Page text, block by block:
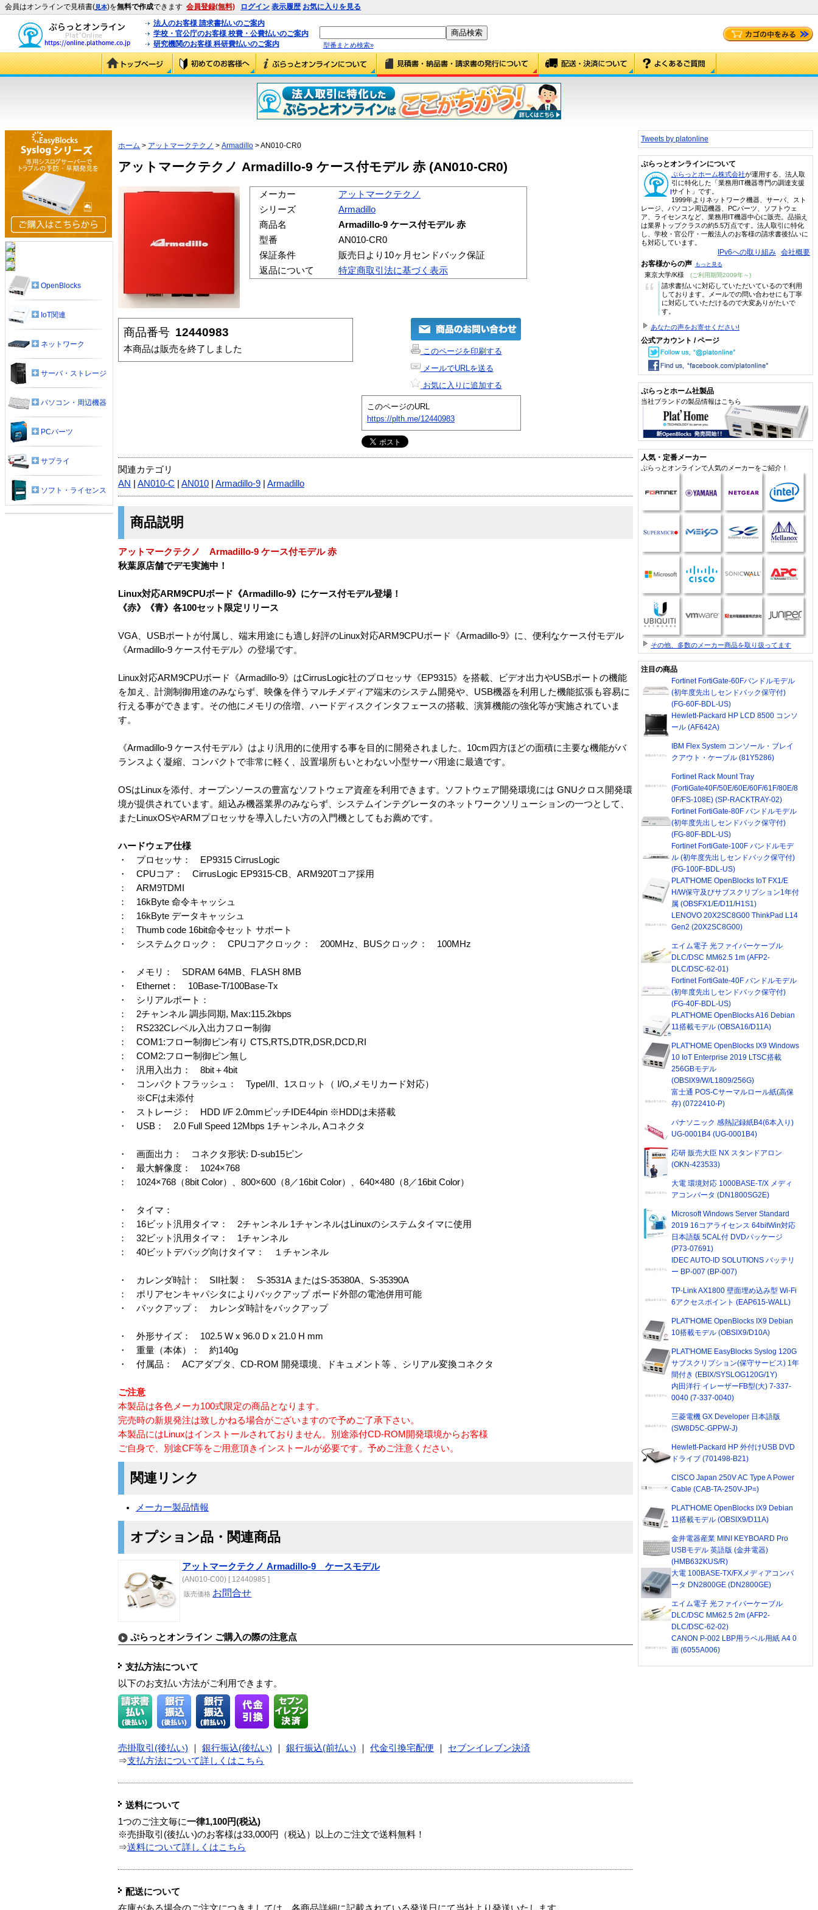
会員はオンラインで見積書(見本)を無料で作成できます 会員登録(無料) ログイン 表示履歴 お気に入りを見る
法人のお客様 請求書払いのご案内
学校・官公庁のお客様 校費・公費払いのご案内
研究機関のお客様 科研費払いのご案内
型番まとめ検索»
ホーム > アットマークテクノ > Armadillo > AN010-CR0
アットマークテクノ Armadillo-9 ケース付モデル 赤 (AN010-CR0)
メーカー
アットマークテクノ
シリーズ
Armadillo
商品名
Armadillo-9 ケース付モデル 赤
型番
AN010-CR0
保証条件
販売日より10ヶ月センドバック保証
返品について
特定商取引法に基づく表示
商品番号 12440983
本商品は販売を終了しました
このページを印刷する
メールでURLを送る
お気に入りに追加する
このページのURL
https://plth.me/12440983
関連カテゴリ
AN
AN010-C AN010 Armadillo-9 Armadillo
商品説明
アットマークテクノ Armadillo-9 ケース付モデル 赤
秋葉原店舗でデモ実施中！
Linux対応ARM9CPUボード《Armadillo-9》にケース付モデル登場！
《赤》《青》各100セット限定リリース
VGA、USBポートが付属し、端末用途にも適し好評のLinux対応ARM9CPUボード《Armadillo-9》に、便利なケース付モデル
《Armadillo-9 ケース付モデル》の登場です。
Linux対応ARM9CPUボード《Armadillo-9》はCirrusLogic社のプロセッサ《EP9315》を搭載、ビデオ出力やUSBポートの機能
を加え、計測制御用途のみならず、映像を伴うマルチメディア端末のシステム開発や、USB機器を利用した機能拡張も容易に
行える事ができます。その他にメモリの倍増、ハードディスクインタフェースの搭載、演算機能の強化等が実施されていま
す。
《Armadillo-9 ケース付モデル》はより汎用的に使用する事を目的に開発されました。10cm四方ほどの面積に主要な機能がバ
ランスよく凝縮、コンパクトで非常に軽く、設置場所もいとわない小型サーバ用途に最適です。
OSはLinuxを添付、オープンソースの豊富なソフトウェア資産を利用できます。ソフトウェア開発環境には GNUクロス開発環
境が提供されています。組込み機器業界のみならず、システムインテグレータのネットワークソリューションの一つとして、
またLinuxOSやARMプロセッサを導入したい方の入門機としてもお薦めです。
ハードウェア仕様
・ プロセッサ： EP9315 CirrusLogic
・ CPUコア： CirrusLogic EP9315-CB、ARM920Tコア採用
： ARM9TDMI
： 16kByte 命令キャッシュ
： 16kByte データキャッシュ
： Thumb code 16bit命令セット サポート
・ システムクロック： CPUコアクロック： 200MHz、BUSクロック： 100MHz
・ メモリ： SDRAM 64MB、FLASH 8MB
・ Ethernet： 10Base-T/100Base-Tx
・ シリアルポート：
： 2チャンネル 調歩同期, Max:115.2kbps
： RS232Cレベル入出力フロー制御
： COM1:フロー制御ピン有り CTS,RTS,DTR,DSR,DCD,RI
： COM2:フロー制御ピン無し
・ 汎用入出力： 8bit＋4bit
・ コンパクトフラッシュ： TypeI/II、1スロット（ I/O,メモリカード対応）
※CFは未添付
・ ストレージ： HDD I/F 2.0mmピッチIDE44pin ※HDDは未搭載
・ USB： 2.0 Full Speed 12Mbps 1チャンネル, Aコネクタ
・ 画面出力： コネクタ形状: D-sub15ピン
・ 最大解像度： 1024×768
： 1024×768（8bit Color）、800×600（8／16bit Color）、640×480（8／16bit Color）
・ タイマ：
： 16ビット汎用タイマ： 2チャンネル 1チャンネルはLinuxのシステムタイマに使用
： 32ビット汎用タイマ： 1チャンネル
： 40ビットデバッグ向けタイマ： １チャンネル
・ カレンダ時計： SII社製： S-3531A またはS-35380A、S-35390A
： ポリアセンキャパシタによりバックアップ ボード外部の電池併用可能
・ バックアップ： カレンダ時計をバックアップ
・ 外形サイズ： 102.5 W x 96.0 D x 21.0 H mm
・ 重量（本体）： 約140g
・ 付属品： ACアダプタ、CD-ROM 開発環境、ドキュメント等 、シリアル変換コネクタ
ご注意
本製品は各色メーカ100式限定の商品となります。
完売時の新規発注は致しかねる場合がございますので予めご了承下さい。
本製品にはLinuxはインストールされておりません。別途添付CD-ROM開発環境からお客様
ご自身で、別途CF等をご用意頂きインストールが必要です。予めご注意ください。
関連リンク
メーカー製品情報
オプション品・関連商品
アットマークテクノ Armadillo-9 ケースモデル
(AN010-C00) [ 12440985 ]
販売価格 お問合せ
ぷらっとオンライン ご購入の際の注意点
支払方法について
以下のお支払い方法がご利用できます。
売掛取引(後払い) 銀行振込(後払い) 銀行振込(前払い) 代金引換宅配便
セブンイレブン決済
⇒支払方法について詳しくはこちら
送料について
1つのご注文毎に一律1,100円(税込)
※売掛取引(後払い)のお客様は33,000円（税込）以上のご注文で送料無料！
⇒送料について詳しくはこちら
配送について
OpenBlocks
IoT関連
ネットワーク
サーバ・ストレージ
パソコン・周辺機器
PCパーツ
サプライ
ソフト・ライセンス
Tweets by platonline
ぷらっとオンラインについて
ぷらっとホーム株式会社が運用する、法人取
引に特化した「業務用IT機器専門の調達支援
サイト」です。
1999年よりネットワーク機器、サーバ、スト
レージ、パソコン周辺機器、PCパーツ、ソフトウェ
ア、ライセンスなど、業務用IT機器中心に販売。品揃え
は業界トップクラスの約5.5万点です。法人取引に特化
し、学校・官公庁・一般法人のお客様の請求書後払いに
も対応しています。
IPv6への取り組み 会社概要
お客様からの声 もっと見る
東京大学/K様 (ご利用期間2009年～)
“
請求書払いに対応していただいているので利用
しております。メールでの問い合わせにも丁寧
に対応していただけるので大変ありがたいで
す。
あなたの声をお寄せください!
公式アカウント / ページ
ぷらっとホーム社製品
当社ブランドの製品情報はこちら
人気・定番メーカー
ぷらっとオンラインで人気のメーカーをご紹介！
その他、多数のメーカー商品を取り扱ってます
注目の商品
Fortinet FortiGate-60Fバンドルモデル
(初年度先出しセンドバック保守付)
(FG-60F-BDL-US)
Hewlett-Packard HP LCD 8500 コンソ
ール (AF642A)
IBM Flex System コンソール・ブレイ
クアウト・ケーブル (81Y5286)
Fortinet Rack Mount Tray
(FortiGate40F/50E/60E/60F/61F/80E/8
0F/FS-108E) (SP-RACKTRAY-02)
Fortinet FortiGate-80F バンドルモデル
(初年度先出しセンドバック保守付)
(FG-80F-BDL-US)
Fortinet FortiGate-100F バンドルモデ
ル (初年度先出しセンドバック保守付)
(FG-100F-BDL-US)
PLAT'HOME OpenBlocks IoT FX1/E
H/W保守及びサブスクリプション1年付
属 (OBSFX1/E/D11/H1S1)
LENOVO 20X2SC8G00 ThinkPad L14
Gen2 (20X2SC8G00)
エイム電子 光ファイバーケーブル
DLC/DSC MM62.5 1m (AFP2-
DLC/DSC-62-01)
Fortinet FortiGate-40F バンドルモデル
(初年度先出しセンドバック保守付)
(FG-40F-BDL-US)
PLAT'HOME OpenBlocks A16 Debian
11搭載モデル (OBSA16/D11A)
PLAT'HOME OpenBlocks IX9 Windows
10 IoT Enterprise 2019 LTSC搭載
256GBモデル
(OBSIX9/W/L1809/256G)
富士通 POS-Cサーマルロール紙(高保
存) (0722410-P)
パナソニック 感熱記録紙B4(6本入り)
UG-0001B4 (UG-0001B4)
応研 販売大臣 NX スタンドアロン
(OKN-423533)
大電 環境対応 1000BASE-T/X メディ
アコンバータ (DN1800SG2E)
Microsoft Windows Server Standard
2019 16コアライセンス 64bitWin対応
日本語版 5CAL付 DVDパッケージ
(P73-07691)
IDEC AUTO-ID SOLUTIONS バッテリ
ー BP-007 (BP-007)
TP-Link AX1800 壁面埋め込み型 Wi-Fi
6アクセスポイント (EAP615-WALL)
PLAT'HOME OpenBlocks IX9 Debian
10搭載モデル (OBSIX9/D10A)
PLAT'HOME EasyBlocks Syslog 120G
サブスクリプション(保守サービス) 1年
間付き (EBIX/SYSLOG120G/1Y)
内田洋行 イレーザーFB型(大) 7-337-
0040 (7-337-0040)
三菱電機 GX Developer 日本語版
(SW8D5C-GPPW-J)
Hewlett-Packard HP 外付けUSB DVD
ドライブ (701498-B21)
CISCO Japan 250V AC Type A Power
Cable (CAB-TA-250V-JP=)
PLAT'HOME OpenBlocks IX9 Debian
11搭載モデル (OBSIX9/D11A)
金井電器産業 MINI KEYBOARD Pro
USBモデル 英語版 (金井電器)
(HMB632KUS/R)
大電 100BASE-TX/FXメディアコンバ
ータ DN2800GE (DN2800GE)
エイム電子 光ファイバーケーブル
DLC/DSC MM62.5 2m (AFP2-
DLC/DSC-62-02)
CANON P-002 LBP用ラベル用紙 A4 0
面 (6055A006)